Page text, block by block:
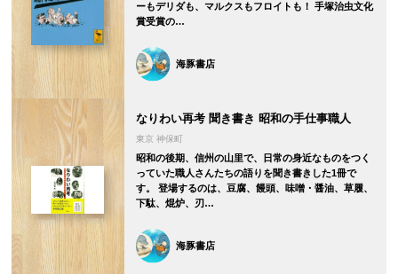
ーもデリダも、マルクスもフロイトも！ 手塚治虫文化
賞受賞の…
海豚書店
なりわい再考 聞き書き 昭和の手仕事職人
東京 神保町
昭和の後期、信州の山里で、日常の身近なものをつく
っていた職人さんたちの語りを聞き書きした1冊で
す。 登場するのは、豆腐、饅頭、味噌・醤油、草履、
下駄、焜炉、刃…
海豚書店